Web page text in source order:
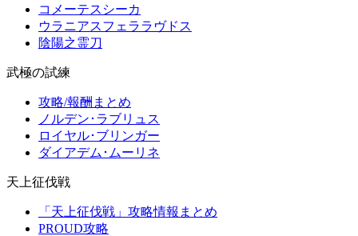
コメーテスシーカ
ウラニアスフェララヴドス
陰陽之霊刀
武極の試練
攻略/報酬まとめ
ノルデン･ラブリュス
ロイヤル･ブリンガー
ダイアデム･ムーリネ
天上征伐戦
「天上征伐戦」攻略情報まとめ
PROUD攻略